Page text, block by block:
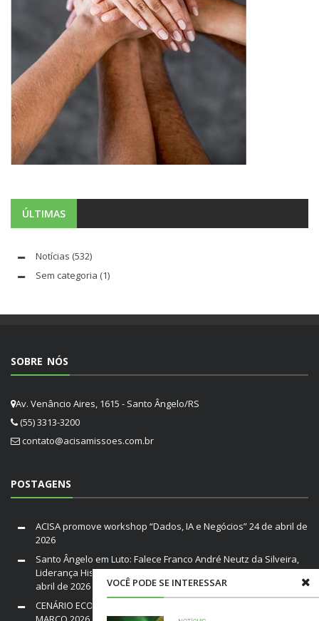
VOCÊ PODE SE INTERESSAR
ÚLTIMAS
Notícias (532)
Sem categoria (1)
SOBRE NÓS
Av. Venâncio Aires, 1615 - Santo Ângelo/RS
(55) 3313-3200
contato@acisamissoes.com.br
POSTAGENS
ACISA promove workshop “Dados, IA e Negócios”24 de abril de
2026
Santo Ângelo em Luto: Falece Franco André Neutz da Silveira,
Liderança Histórica da ACISA e Fenamilho Internacional20 de
abril de 2026
CENÁRIO ECONÔMICO DO BRASIL E RIO GRANDE DO SUL /